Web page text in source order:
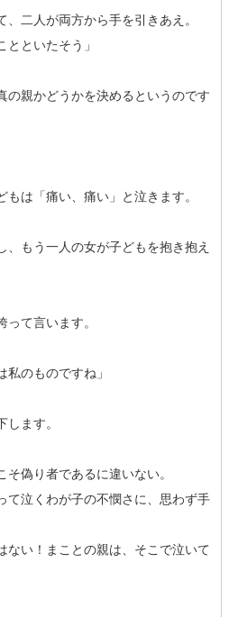
二人が両方から手を引きあえ。
といたそう」
の親かどうかを決めるというのです
は「痛い、痛い」と泣きます。
、もう一人の女が子どもを抱き抱え
て言います。
私のものですね」
ます。
そ偽り者であるに違いない。
て泣くわが子の不憫さに、思わず手
ない！まことの親は、そこで泣いて